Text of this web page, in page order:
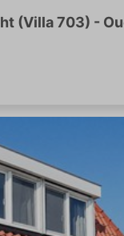
(Villa 703) -